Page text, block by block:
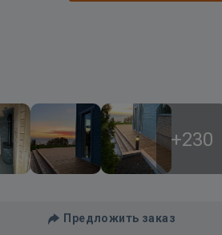
+230
Предложить заказ